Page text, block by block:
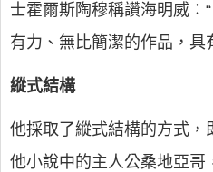
士霍爾斯陶穆稱讚海明威：
有力、無比簡潔的作品，具
縱式結構
他採取了縱式結構的方式，
他小說中的主人公桑地亞哥